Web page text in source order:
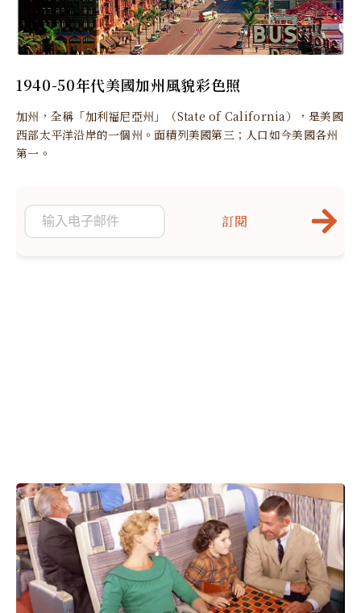
1940-50年代美國加州風貌彩色照
加州，全稱「加利福尼亞州」（State of California），是美國
西部太平洋沿岸的一個州。面積列美國第三；人口如今美國各州
第一。
訂閱